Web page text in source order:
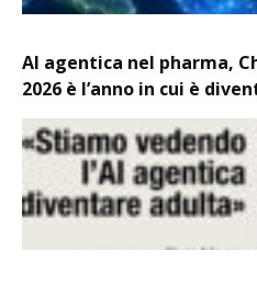
AI agentica nel pharma,
2026 è l’anno in cui è